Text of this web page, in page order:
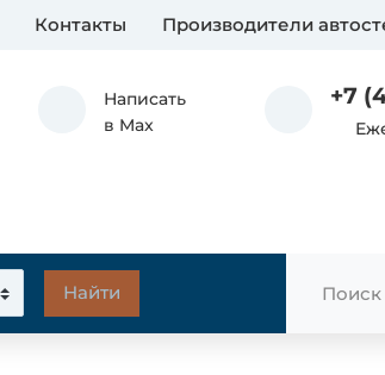
Контакты Производители
Написать
в Max
+7